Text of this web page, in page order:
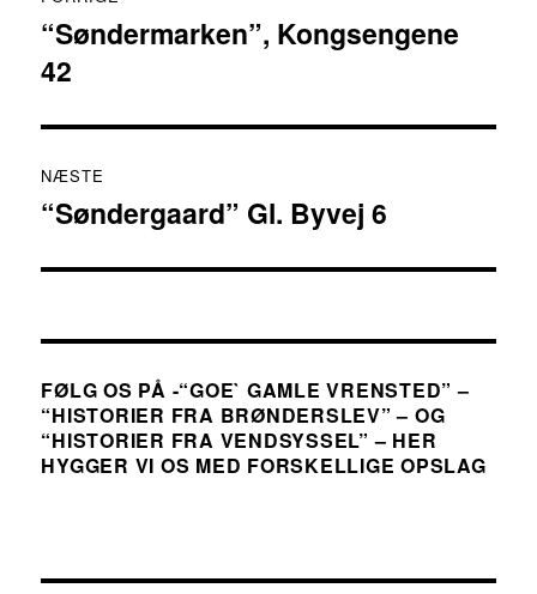
Forrige
indlæg:
“Søndermarken”, Kongsengene
42
NÆSTE
Næste
“Søndergaard” Gl. Byvej 6
FØLG OS PÅ -“GOE` GAMLE VRENSTED” –
“HISTORIER FRA BRØNDERSLEV” – OG
“HISTORIER FRA VENDSYSSEL” – HER
HYGGER VI OS MED FORSKELLIGE OPSLAG